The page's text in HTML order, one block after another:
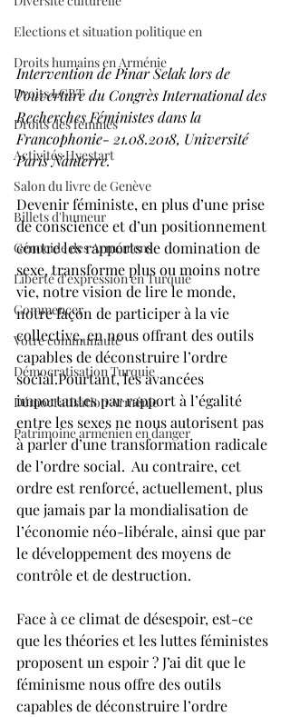
Elections et situation politique en
Droits humains en Arménie
Droits LGBT
Droits des femmes
Activités Hyestart
Salon du livre de Genève
Billets d'humeur
Génocide des Arméniens
Liberté d'expression en Turquie
Commencer
Votre communauté
Démocratisation Turquie
Démocratisation Arménie
Patrimoine arménien en danger
Intervention de Pinar Selak lors de
l’ouverture du Congrès International des
Recherches Féministes dans la
Francophonie- 21.08.2018, Université
Paris Nanterre.
Devenir féministe, en plus d’une prise
de conscience et d’un positionnement
contre les rapports de domination de
sexe, transforme plus ou moins notre
vie, notre vision de lire le monde,
notre façon de participer à la vie
collective, en nous offrant des outils
capables de déconstruire l’ordre
social.Pourtant, les avancées
importantes par rapport à l’égalité
entre les sexes ne nous autorisent pas
à parler d’une transformation radicale
de l’ordre social.  Au contraire, cet
ordre est renforcé, actuellement, plus
que jamais par la mondialisation de
l’économie néo-libérale, ainsi que par
le développement des moyens de
contrôle et de destruction.
Face à ce climat de désespoir, est-ce
que les théories et les luttes féministes
proposent un espoir ? J’ai dit que le
féminisme nous offre des outils
capables de déconstruire l’ordre